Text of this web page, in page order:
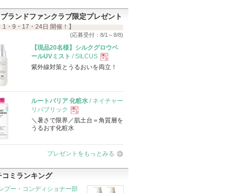
ブランドファンクラブ限定プレゼント
1・9・17・24日 開催！】
(応募受付：8/1～8/8)
【現品20名様】シルクグロウベ
ールUVミスト / SILCUS
現
品
紫外線対策とうるおいを両立！
ルートバリア 化粧水 / ネイチャー
リパブリック
現
品
＼暑さで限界／肌土台＝角質層を
うるおす化粧水
プレゼントをもっとみる
コミランキング
プー・コンディショナー部